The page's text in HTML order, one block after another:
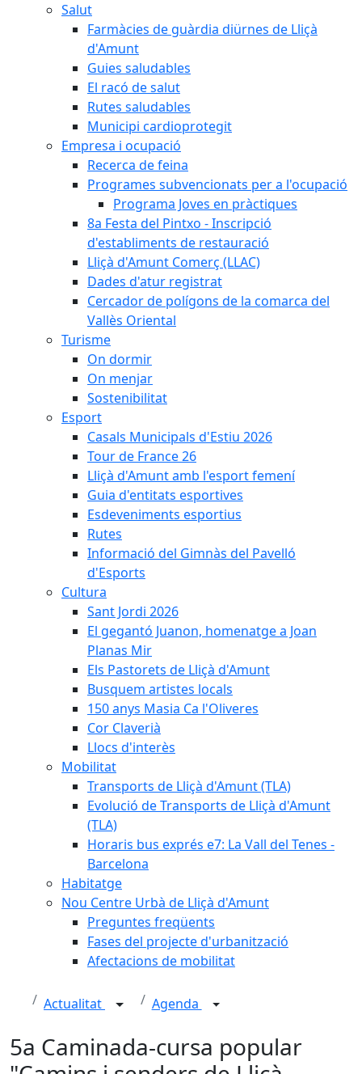
Salut
Farmàcies de guàrdia diürnes de Lliçà
d'Amunt
Guies saludables
El racó de salut
Rutes saludables
Municipi cardioprotegit
Empresa i ocupació
Recerca de feina
Programes subvencionats per a l'ocupació
Programa Joves en pràctiques
8a Festa del Pintxo - Inscripció
d'establiments de restauració
Lliçà d'Amunt Comerç (LLAC)
Dades d'atur registrat
Cercador de polígons de la comarca del
Vallès Oriental
Turisme
On dormir
On menjar
Sostenibilitat
Esport
Casals Municipals d'Estiu 2026
Tour de France 26
Lliçà d'Amunt amb l'esport femení
Guia d'entitats esportives
Esdeveniments esportius
Rutes
Informació del Gimnàs del Pavelló
d'Esports
Cultura
Sant Jordi 2026
El gegantó Juanon, homenatge a Joan
Planas Mir
Els Pastorets de Lliçà d'Amunt
Busquem artistes locals
150 anys Masia Ca l'Oliveres
Cor Claverià
Llocs d'interès
Mobilitat
Transports de Lliçà d'Amunt (TLA)
Evolució de Transports de Lliçà d'Amunt
(TLA)
Horaris bus exprés e7: La Vall del Tenes -
Barcelona
Habitatge
Nou Centre Urbà de Lliçà d'Amunt
Preguntes freqüents
Fases del projecte d'urbanització
Afectacions de mobilitat
Actualitat Agenda
5a Caminada-cursa popular